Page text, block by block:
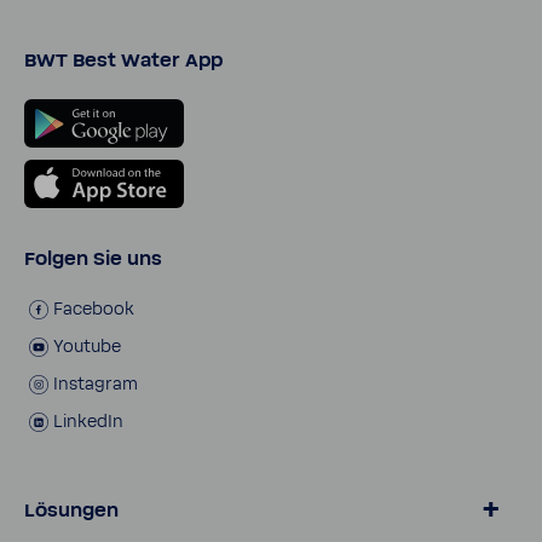
BWT Best Water App
Folgen Sie uns
Face­book
Youtube
Insta­gram
LinkedIn
Lösungen